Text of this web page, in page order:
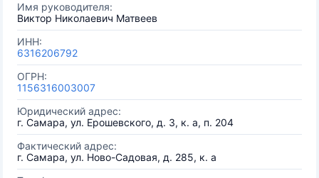
Имя руководителя:
Виктор Николаевич Матвеев
ИНН:
6316206792
ОГРН:
1156316003007
Юридический адрес:
г. Самара, ул. Ерошевского, д. 3, к. а, п. 204
Фактический адрес:
г. Самара, ул. Ново-Садовая, д. 285, к. а